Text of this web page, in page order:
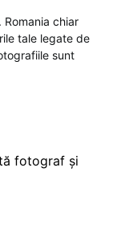
chiar
tale legate de
sunt
fotograf și